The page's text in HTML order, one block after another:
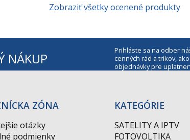
Zobraziť všetky ocenené produkty
NÁKUP
Prihláste sa na odber
cenných rád a trikov,
objednávky pre
ZÓNA
otázky
podmienky
KATEGÓRIE
SATELITY A IPTV
FOTOVOLTIKA